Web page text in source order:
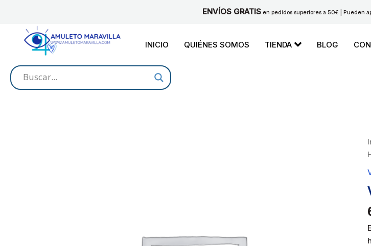
contenido
ENVÍOS GRATISen pedidos superiores a 50€ | Pueden
INICIO QUIÉNES SOMOS TIENDA BLOG